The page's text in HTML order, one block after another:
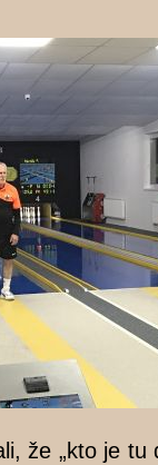
že „kto je